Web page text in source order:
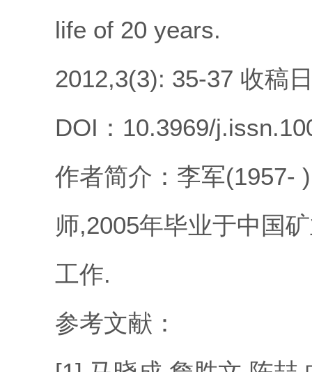
life of 20 years.
2012,3(3): 35-37 收稿
DOI： 10.3969/
作者简介： 李军(1957-
师,2005年毕业于中国
工作.
参考文献：